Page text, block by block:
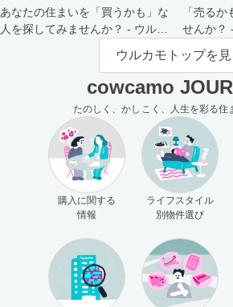
あなたの住まいを「買うかも」な
人を探してみませんか？ - ウルカ
「売る
せんか？
主さま向
ウルカモトップを見
cowcamo
たのしく、かしこく、人生を彩る住
購入に関する
情報
ライフスタイル
別物件選び